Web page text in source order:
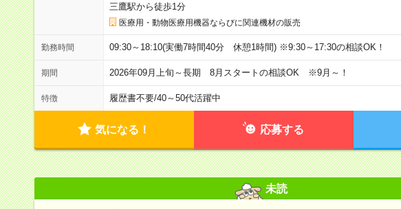
三鷹駅から徒歩1分
医療用・動物医療用機器ならびに関連機材の販売
勤務時間 09:30～18:10(実働7時間40分 休憩1時間) ※9:30～17:30の相談OK！
期間 2026年09月上旬～長期 8月スタートの相談OK ※9月～！
特徴 履歴書不要/40～50代活躍中
気になる！ 応募する
未読